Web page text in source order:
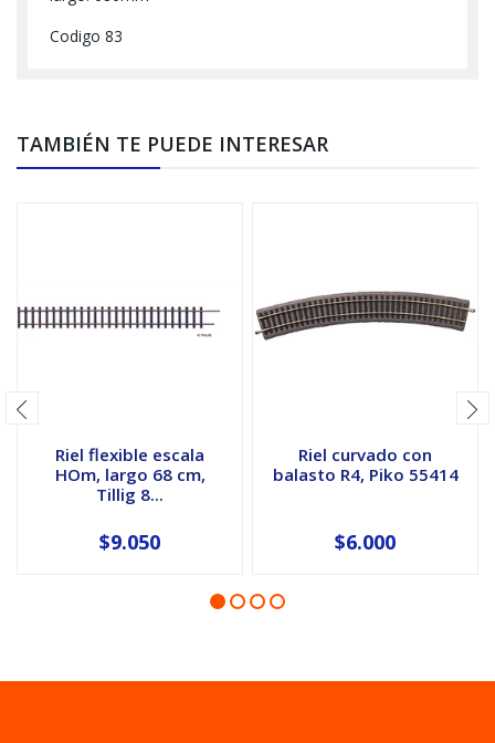
Codigo 83
TAMBIÉN TE PUEDE INTERESAR
Riel flexible escala
HOm, largo 68 cm,
Tillig 8...
$9.050
Riel curvado con
balasto R4, Piko 55414
$6.000